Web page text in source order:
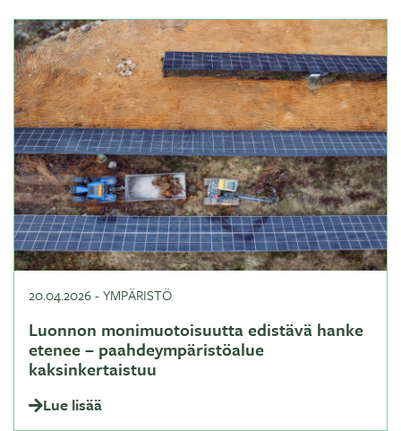
20.04.2026-YMPÄRISTÖ
Luonnon monimuotoisuutta edistävä hanke
etenee – paahdeympäristöalue
kaksinkertaistuu
Lue lisää